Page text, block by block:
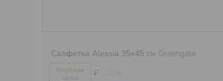
₽ -20%
Салфетка Alessia 35x45 см Greengate